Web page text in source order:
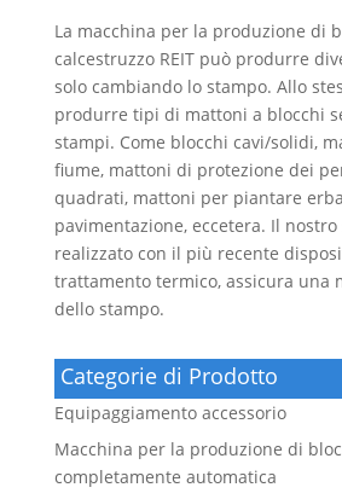
La macchina per la produzione di
calcestruzzo REIT può produrre
solo cambiando lo stampo. Allo
produrre tipi di mattoni a blocchi
stampi. Come blocchi cavi/solidi,
fiume, mattoni di protezione dei
quadrati, mattoni per piantare
pavimentazione, eccetera. Il
realizzato con il più recente
trattamento termico, assicura una
dello stampo.
Categorie di Prodotto
Equipaggiamento accessorio
Macchina per la produzione di
completamente automatica